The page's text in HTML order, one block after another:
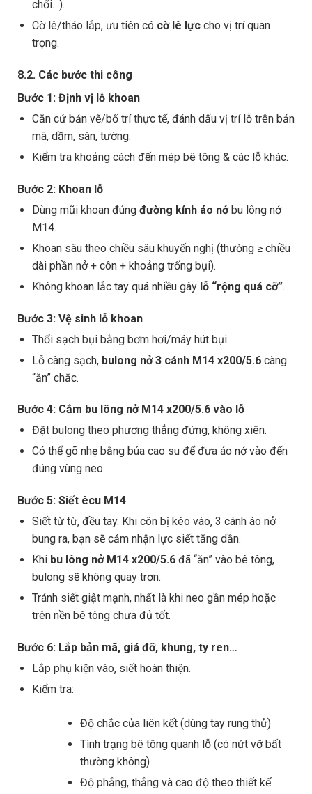
chổi…).
Cờ lê/tháo lắp, ưu tiên có cờ lê lựccho vị trí quan
trọng.
8.2. Các bước thi công
Bước 1: Định vị lỗ khoan
Căn cứ bản vẽ/bố trí thực tế, đánh dấu vị trí lỗ trên bản
mã, dầm, sàn, tường.
Kiểm tra khoảng cách đến mép bê tông & các lỗ khác.
Bước 2: Khoan lỗ
Dùng mũi khoan đúng đường kính áo nởbu lông nở
M14.
Khoan sâu theo chiều sâu khuyến nghị (thường ≥ chiều
dài phần nở + côn + khoảng trống bụi).
Không khoan lắc tay quá nhiều gây lỗ “rộng quá cỡ”.
Bước 3: Vệ sinh lỗ khoan
Thổi sạch bụi bằng bơm hơi/máy hút bụi.
Lỗ càng sạch, bulong nở 3 cánh M14 x200/5.6càng
“ăn” chắc.
Bước 4: Cắm bu lông nở M14 x200/5.6 vào lỗ
Đặt bulong theo phương thẳng đứng, không xiên.
Có thể gõ nhẹ bằng búa cao su để đưa áo nở vào đến
đúng vùng neo.
Bước 5: Siết êcu M14
Siết từ từ, đều tay. Khi côn bị kéo vào, 3 cánh áo nở
bung ra, bạn sẽ cảm nhận lực siết tăng dần.
Khi bu lông nở M14 x200/5.6đã “ăn” vào bê tông,
bulong sẽ không quay trơn.
Tránh siết giật mạnh, nhất là khi neo gần mép hoặc
trên nền bê tông chưa đủ tốt.
Bước 6: Lắp bản mã, giá đỡ, khung, ty ren…
Lắp phụ kiện vào, siết hoàn thiện.
Kiểm tra:
Độ chắc của liên kết (dùng tay rung thử)
Tình trạng bê tông quanh lỗ (có nứt vỡ bất
thường không)
Độ phẳng, thẳng và cao độ theo thiết kế